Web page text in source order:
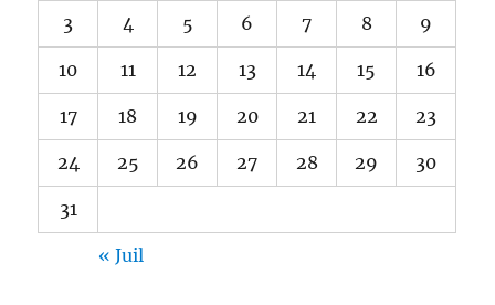
3 4 5 6 7 8 9
10 11 12 13 14 15 16
17 18 19 20 21 22 23
24 25 26 27 28 29 30
31
« Juil